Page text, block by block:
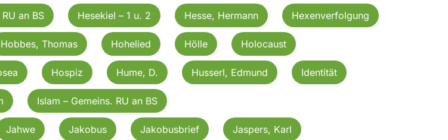
an BS Hesekiel – 1 u. 2 Hesse, Hermann Hexenverfolgung
Hobbes, Thomas Hohelied Hölle Holocaust
Hospiz Hume, D. Husserl, Edmund Identität
Islam – Gemeins. RU an BS
Jahwe Jakobus Jakobusbrief Jaspers, Karl